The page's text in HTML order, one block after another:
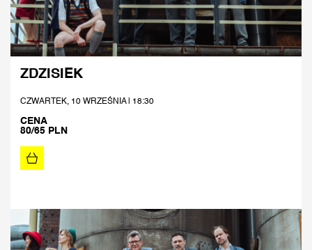
ZDZISIEK
CZWARTEK, 10 WRZEŚNIA | 18:30
CENA
80/65 PLN